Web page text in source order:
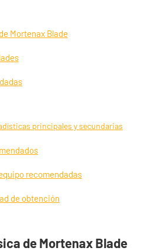
Mortenax Blade
principales y secundarias
recomendadas
de obtención
de Mortenax Blade